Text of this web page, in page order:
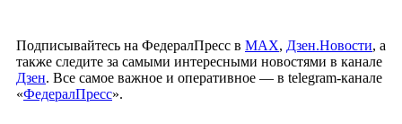
Подписывайтесь на ФедералПресс в МАХ, Дзен.Новости, а
также следите за самыми интересными новостями в канале
Дзен. Все самое важное и оперативное — в telegram-канале
«ФедералПресс».